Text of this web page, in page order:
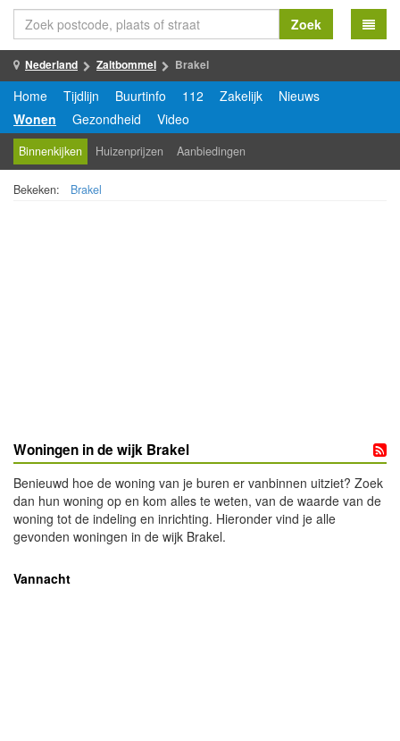
Zoek
Nederland Zaltbommel Brakel
Home Tijdlijn Buurtinfo 112 Zakelijk
Nieuws
Wonen
Gezondheid Video
Binnenkijken Huizenprijzen Aanbiedingen
Bekeken: Brakel
Woningen in de wijk Brakel
Benieuwd hoe de woning van je buren er vanbinnen uitziet? Zoek
dan hun woning op en kom alles te weten, van de waarde van de
woning tot de indeling en inrichting. Hieronder vind je alle
gevonden woningen in de wijk Brakel.
Vannacht